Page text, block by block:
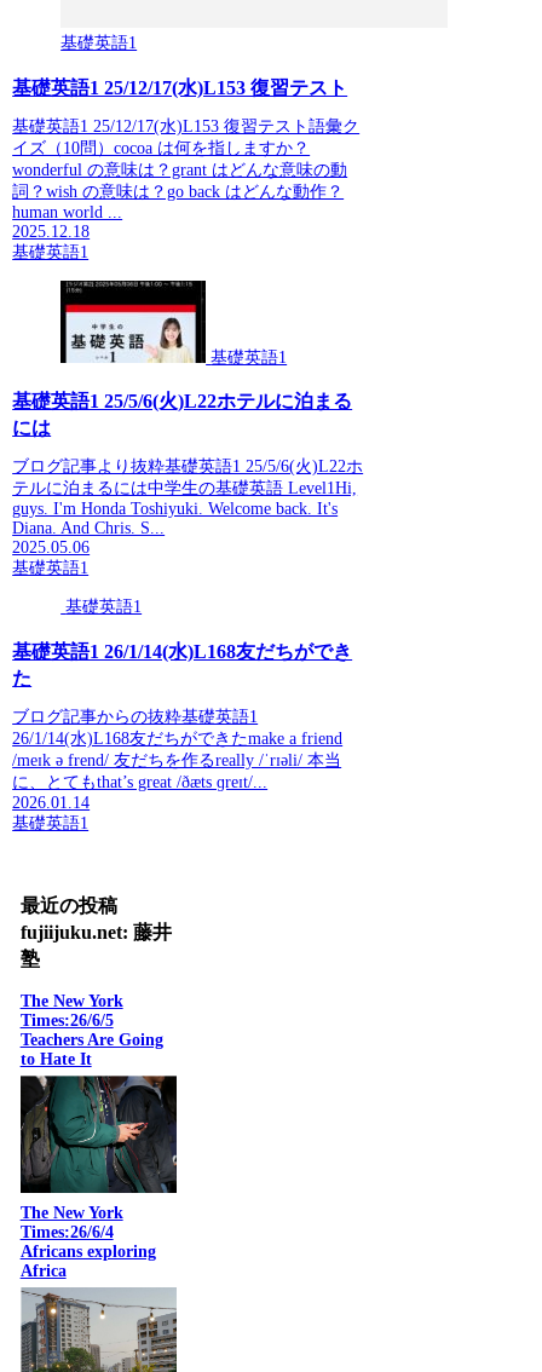
基礎英語1
基礎英語1 25/12/17(水)L153 復習テスト
基礎英語1 25/12/17(水)L153 復習テスト語彙ク
イズ（10問）cocoa は何を指しますか？
wonderful の意味は？grant はどんな意味の動
詞？wish の意味は？go back はどんな動作？
human world ...
2025.12.18
基礎英語1
基礎英語1
基礎英語1 25/5/6(火)L22ホテルに泊まる
には
ブログ記事より抜粋基礎英語1 25/5/6(火)L22ホ
テルに泊まるには中学生の基礎英語 Level1Hi,
guys. I'm Honda Toshiyuki. Welcome back. It's
Diana. And Chris. S...
2025.05.06
基礎英語1
基礎英語1
基礎英語1 26/1/14(水)L168友だちができ
た
ブログ記事からの抜粋基礎英語1
26/1/14(水)L168友だちができたmake a friend
/meɪk ə frend/ 友だちを作るreally /ˈrɪəli/ 本当
に、とてもthat’s great /ðæts ɡreɪt/...
2026.01.14
基礎英語1
最近の投稿
fujiijuku.net: 藤井
塾
The New York
Times:26/6/5
Teachers Are Going
to Hate It
The New York
Times:26/6/4
Africans exploring
Africa